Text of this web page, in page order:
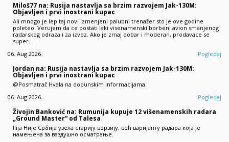
Miloš77 na: Rusija nastavlja sa brzim razvojem Jak-130M:
Objavljen i prvi inostrani kupac
Ali mnogo je lep taj novi izmenjeni palubni trenažer sto je ove godine
poleteo. Verujem da ce postati laki visenamenski borbeni avion smanjenog
radarskog odraza i za izvoz. Ako je zmaj dobar i moderan, prodavace se
super.
06. Aug 2026.
Pogledaj
Jordan na: Rusija nastavlja sa brzim razvojem Jak-130M:
Objavljen i prvi inostrani kupac
@Posmatrač Hvala na dopunskim informacijama.
06. Aug 2026.
Pogledaj
Živojin Banković na: Rumunija kupuje 12 višenamenskih radara
„Ground Master“ od Talesa
Ilija Није Србија узела старију верзију, већ варијанту радара која је
намењена за ваздушно осматрање.